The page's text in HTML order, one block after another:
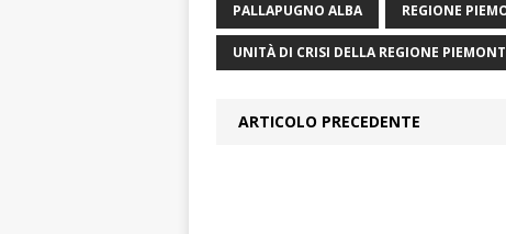
PALLAPUGNO ALBA REGIONE
UNITÀ DI CRISI DELLA REGIONE
ARTICOLO PRECEDENTE